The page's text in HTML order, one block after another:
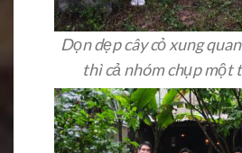
Dọn dẹp cây cỏ xung
thì cả nhóm chụp một